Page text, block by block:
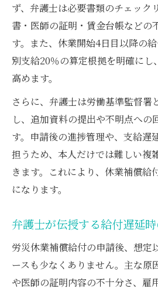
ず、弁護士は必要書類のチェック
書・医師の証明・賃金台帳などの
す。また、休業開始4日目以降の
別支給20％の算定根拠を明確にし
高めます。
さらに、弁護士は労働基準監督署
し、追加資料の提出や不明点への
す。申請後の進捗管理や、支給遅
担うため、本人だけでは難しい複
きます。これにより、休業補償給
になります。
弁護士が伝授する給付遅延
労災休業補償給付の申請後、想定
ースも少なくありません。主な原
や医師の証明内容の不十分さ、雇